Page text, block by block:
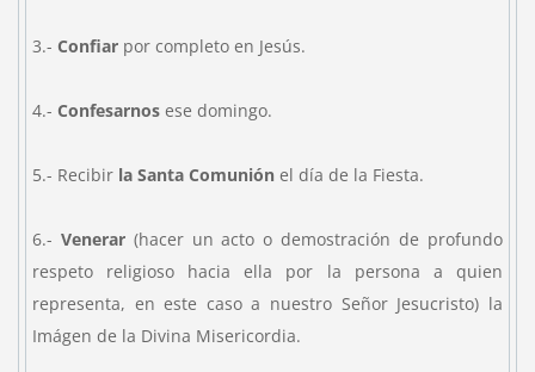
3.- Confiarpor completo en Jesús.
4.- Confesarnosese domingo.
5.- Recibir la Santa Comunión el día de la Fiesta.
6.- Venerar(hacer un acto o demostración de profundo
respeto religioso hacia ella por la persona a quien
representa, en este caso a nuestro Señor Jesucristo) la
Imágen de la Divina Misericordia.